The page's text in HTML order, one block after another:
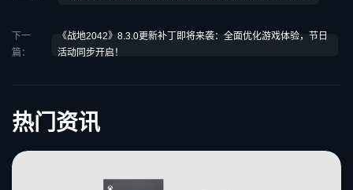
下一
篇：
《战地2042》8.3.0更新补丁即将来袭：全面优化游戏体验，节日
活动同步开启！
热门资讯